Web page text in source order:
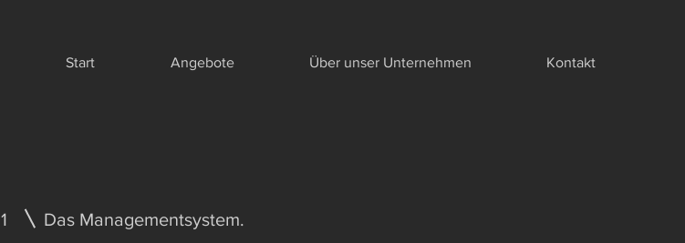
Start Angebote Über unser Unternehmen Kontakt
1 Das Managementsystem.